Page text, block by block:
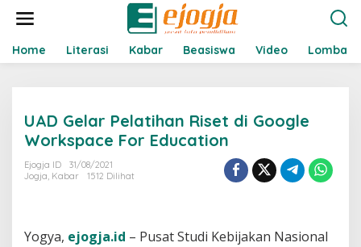
t
Home Literasi Kabar Beasiswa Video Lomba
UAD Gelar Pelatihan Riset di Google
Workspace For Education
Ejogja ID
31/08/2021
Jogja, Kabar 1512 Dilihat
Yogya, ejogja.id – Pusat Studi Kebijakan Nasional